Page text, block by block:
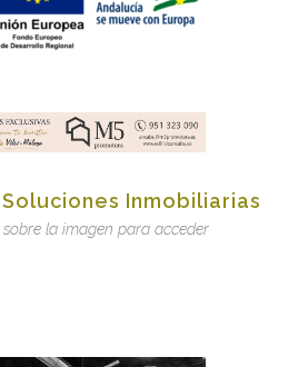
Soluciones Inmobiliarias
la imagen para acceder